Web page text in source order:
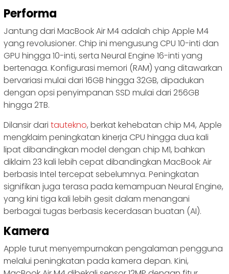
Performa
Jantung dari MacBook Air M4 adalah chip Apple M4
yang revolusioner. Chip ini mengusung CPU 10-inti dan
GPU hingga 10-inti, serta Neural Engine 16-inti yang
bertenaga. Konfigurasi memori (RAM) yang ditawarkan
bervariasi mulai dari 16GB hingga 32GB, dipadukan
dengan opsi penyimpanan SSD mulai dari 256GB
hingga 2TB.
Dilansir dari tautekno, berkat kehebatan chip M4, Apple
mengklaim peningkatan kinerja CPU hingga dua kali
lipat dibandingkan model dengan chip M1, bahkan
diklaim 23 kali lebih cepat dibandingkan MacBook Air
berbasis Intel tercepat sebelumnya. Peningkatan
signifikan juga terasa pada kemampuan Neural Engine,
yang kini tiga kali lebih gesit dalam menangani
berbagai tugas berbasis kecerdasan buatan (AI).
Kamera
Apple turut menyempurnakan pengalaman pengguna
melalui peningkatan pada kamera depan. Kini,